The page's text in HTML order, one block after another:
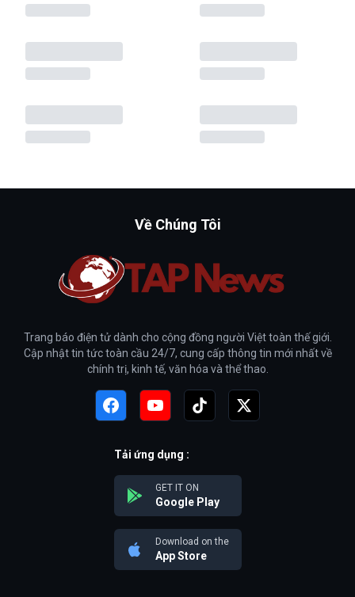
Về Chúng Tôi
Trang báo điện tử dành cho cộng đồng người Việt toàn thế giới.
Cập nhật tin tức toàn cầu 24/7, cung cấp thông tin mới nhất về
chính trị, kinh tế, văn hóa và thể thao.
Tải ứng dụng :
GET IT ON
Google Play
Download on the
App Store